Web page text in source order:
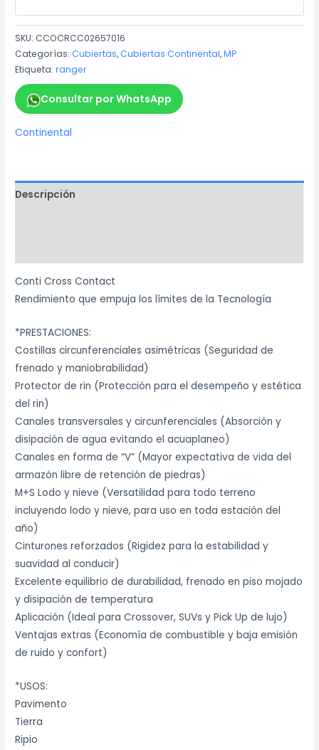
SKU:CCOCRCC02657016
Categorías:Cubiertas,Cubiertas Continental,MP
Etiqueta:ranger
Consultar por WhatsApp
Continental
Descripción
Conti Cross Contact
Rendimiento que empuja los límites de la Tecnología
*PRESTACIONES:
Costillas circunferenciales asimétricas (Seguridad de
frenado y maniobrabilidad)
Protector de rin (Protección para el desempeño y estética
del rin)
Canales transversales y circunferenciales (Absorción y
disipación de agua evitando el acuaplaneo)
Canales en forma de “V” (Mayor expectativa de vida del
armazón libre de retención de piedras)
M+S Lodo y nieve (Versatilidad para todo terreno
incluyendo lodo y nieve, para uso en toda estación del
año)
Cinturones reforzados (Rigidez para la estabilidad y
suavidad al conducir)
Excelente equilibrio de durabilidad, frenado en piso mojado
y disipación de temperatura
Aplicación (Ideal para Crossover, SUVs y Pick Up de lujo)
Ventajas extras (Economía de combustible y baja emisión
de ruido y confort)
*USOS:
Pavimento
Tierra
Ripio